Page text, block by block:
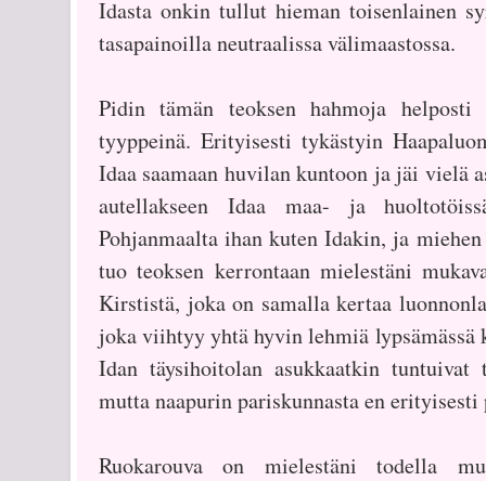
Idasta onkin tullut hieman toisenlainen
tasapainoilla neutraalissa välimaastossa.
Pidin tämän teoksen hahmoja
tyyppeinä. Erityisesti tykästyin
Idaa saamaan huvilan kuntoon ja jäi vielä
autellakseen Idaa maa- ja
Pohjanmaalta ihan kuten Idakin, ja
tuo teoksen kerrontaan mielestäni
Kirstistä, joka on samalla kertaa
joka viihtyy yhtä hyvin lehmiä
Idan täysihoitolan asukkaatkin tuntuivat
mutta naapurin pariskunnasta en erityisesti
Ruokarouva on mielestäni todella